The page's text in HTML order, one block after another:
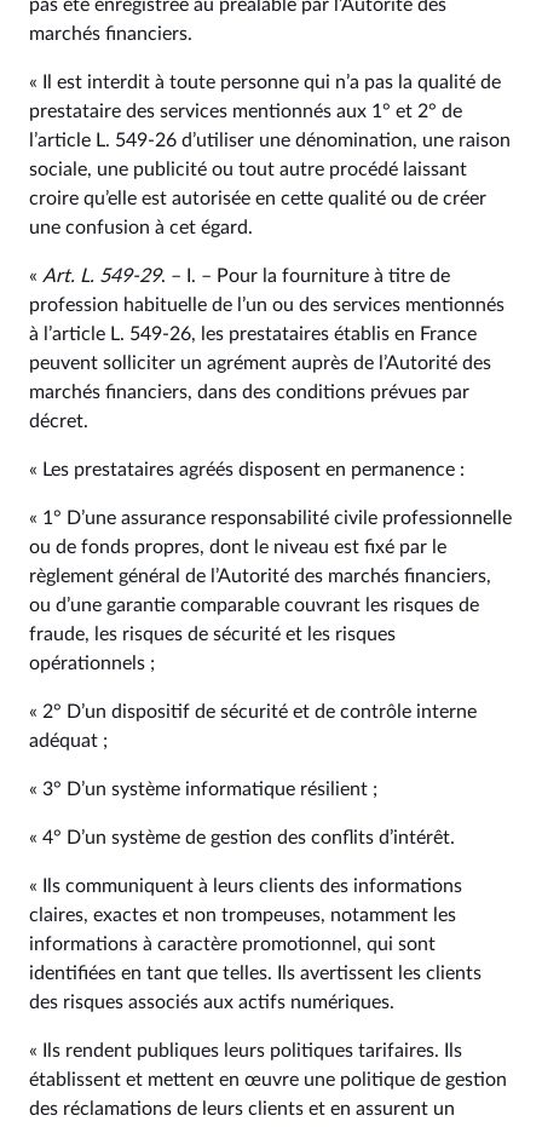
pas été enregistrée au préalable par l’Autorité des
marchés financiers.
« Il est interdit à toute personne qui n’a pas la qualité de
prestataire des services mentionnés aux 1° et 2° de
l’article L. 549‑26 d’utiliser une dénomination, une raison
sociale, une publicité ou tout autre procédé laissant
croire qu’elle est autorisée en cette qualité ou de créer
une confusion à cet égard.
« Art. L. 549‑29. – I. – Pour la fourniture à titre de
profession habituelle de l’un ou des services mentionnés
à l’article L. 549‑26, les prestataires établis en France
peuvent solliciter un agrément auprès de l’Autorité des
marchés financiers, dans des conditions prévues par
décret.
« Les prestataires agréés disposent en permanence :
« 1° D’une assurance responsabilité civile professionnelle
ou de fonds propres, dont le niveau est fixé par le
règlement général de l’Autorité des marchés financiers,
ou d’une garantie comparable couvrant les risques de
fraude, les risques de sécurité et les risques
opérationnels ;
« 2° D’un dispositif de sécurité et de contrôle interne
adéquat ;
« 3° D’un système informatique résilient ;
« 4° D’un système de gestion des conflits d’intérêt.
« Ils communiquent à leurs clients des informations
claires, exactes et non trompeuses, notamment les
informations à caractère promotionnel, qui sont
identifiées en tant que telles. Ils avertissent les clients
des risques associés aux actifs numériques.
« Ils rendent publiques leurs politiques tarifaires. Ils
établissent et mettent en œuvre une politique de gestion
des réclamations de leurs clients et en assurent un